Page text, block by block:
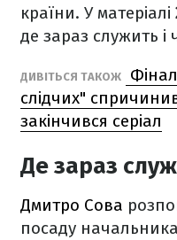
країни. У матеріалі
де зараз служить і
ДИВІТЬСЯ ТАКОЖ
слідчих"
закінчився серіал
Де зараз
Дмитро Сова
посаду